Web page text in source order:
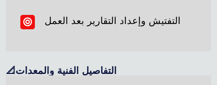
التفتيش وإعداد التقارير بعد العمل
📐التفاصيل الفنية والمعدات